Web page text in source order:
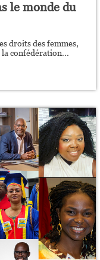
le monde du
droits des femmes,
la confédération...